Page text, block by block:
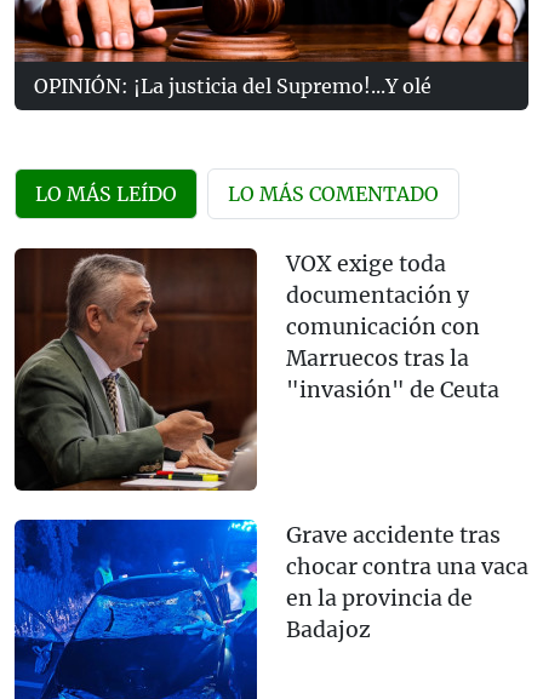
OPINIÓN: ¡La justicia del Supremo!...Y olé
LO MÁS LEÍDO LO MÁS COMENTADO
VOX exige toda
documentación y
comunicación con
Marruecos tras la
"invasión" de Ceuta
Grave accidente tras
chocar contra una vaca
en la provincia de
Badajoz